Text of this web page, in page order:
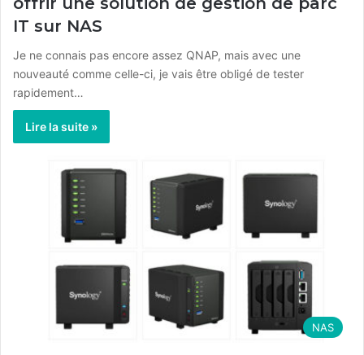
IT sur NAS
Je ne connais pas encore assez QNAP, mais avec une
nouveauté comme celle-ci, je vais être obligé de tester
rapidement…
Lire la suite »
NAS